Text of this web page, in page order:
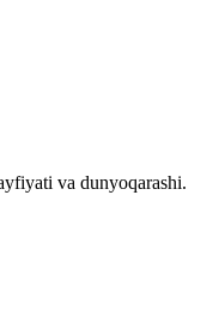
va dunyoqarashi.